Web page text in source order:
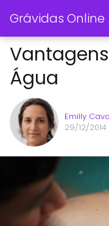
Grávidas Online
Água
Emilly
29/12/2014